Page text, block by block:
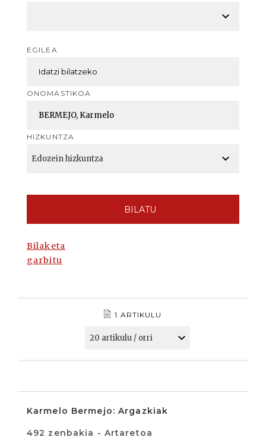
EGILEA
ONOMASTIKOA
HIZKUNTZA
BILATU
Bilaketa
garbitu
1 ARTIKULU
Karmelo Bermejo: Argazkiak
492 zenbakia - Artaretoa